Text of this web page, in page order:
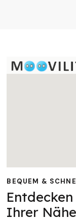
BEQUEM &
Ihrer Nähe